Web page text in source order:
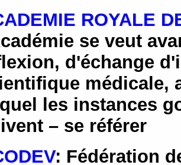
ROYALE
se veut
d'échange
médicale,
les instances
– se référer
: Fédération